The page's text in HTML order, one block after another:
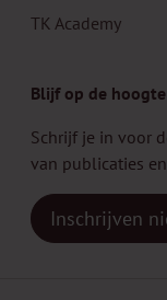
TK Academy
Blijf op de hoogte
Schrijf je in voor
van publicaties
Inschrijven